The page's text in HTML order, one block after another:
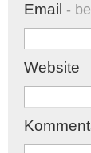
Email -
Website